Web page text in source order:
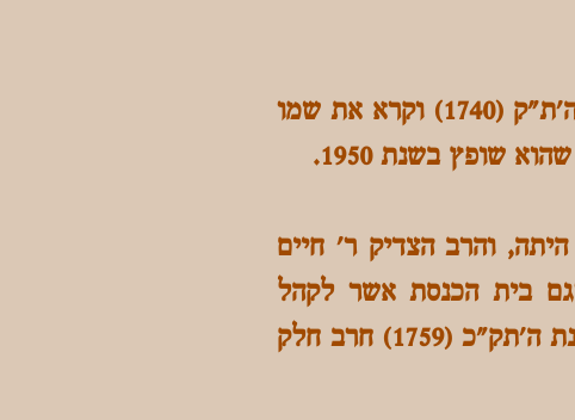
ר' חיים בנה את בית הכנסת בחדשו את היישוב היהודי בטבריה בשנת ה'ת"ק (1740) וקרא את שמו
והרב הצדיק ר' חיים
בית הכנסת אשר לקהל
הספרדים בנה הרב על תל בית הכנסת אשר התפלל שם הארי ז"ל". בשנת ה'תק"כ (1759) חרב חלק